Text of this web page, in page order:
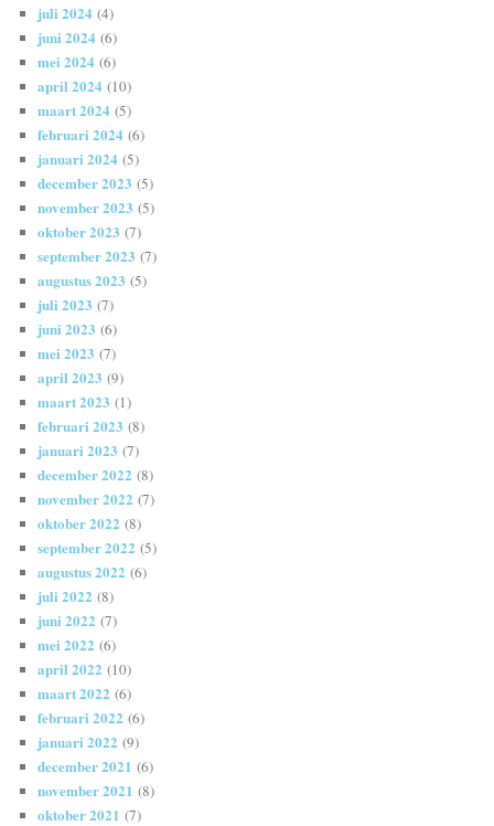
juli 2024 (4)
juni 2024 (6)
mei 2024 (6)
april 2024 (10)
maart 2024 (5)
februari 2024 (6)
januari 2024 (5)
december 2023 (5)
november 2023 (5)
oktober 2023 (7)
september 2023 (7)
augustus 2023 (5)
juli 2023 (7)
juni 2023 (6)
mei 2023 (7)
april 2023 (9)
maart 2023 (1)
februari 2023 (8)
januari 2023 (7)
december 2022 (8)
november 2022 (7)
oktober 2022 (8)
september 2022 (5)
augustus 2022 (6)
juli 2022 (8)
juni 2022 (7)
mei 2022 (6)
april 2022 (10)
maart 2022 (6)
februari 2022 (6)
januari 2022 (9)
december 2021 (6)
november 2021 (8)
oktober 2021 (7)